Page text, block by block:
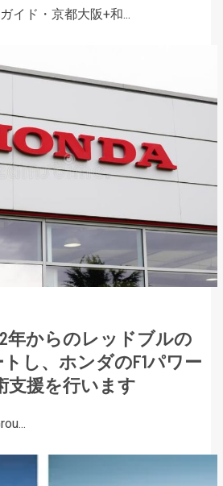
イド・京都大阪+和...
年からのレッドブルの
トし、ホンダのF1パワー
支援を行います